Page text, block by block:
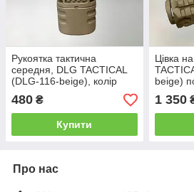
Рукоятка тактична
середня, DLG TACTICAL
(DLG-116-beige), колір
Койот, з відсіком для
зберігання, на Вівер/
Пікатінні
480 ₴
Купити
Цівка
beige)
Койот,
1 350
Про нас